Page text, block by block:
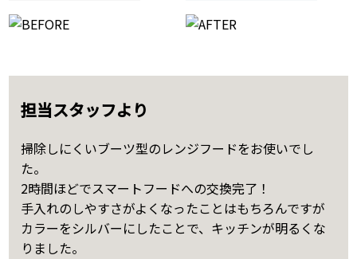
担当スタッフより
掃除しにくいブーツ型のレンジフードをお使いでし
た。
2時間ほどでスマートフードへの交換完了！
手入れのしやすさがよくなったことはもちろんですが
カラーをシルバーにしたことで、キッチンが明るくな
りました。